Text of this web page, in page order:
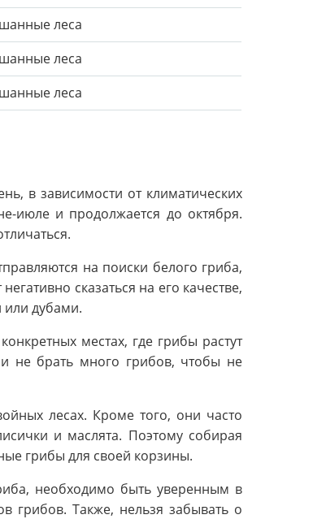
леса
леса
леса
в зависимости от климатических
июле и продолжается до октября.
на поиски белого гриба,
сказаться на его качестве,
или дубами.
местах, где грибы растут
не брать много грибов, чтобы не
лесах. Кроме того, они часто
и маслята. Поэтому собирая
грибы для своей корзины.
необходимо быть уверенным в
грибов. Также, нельзя забывать о